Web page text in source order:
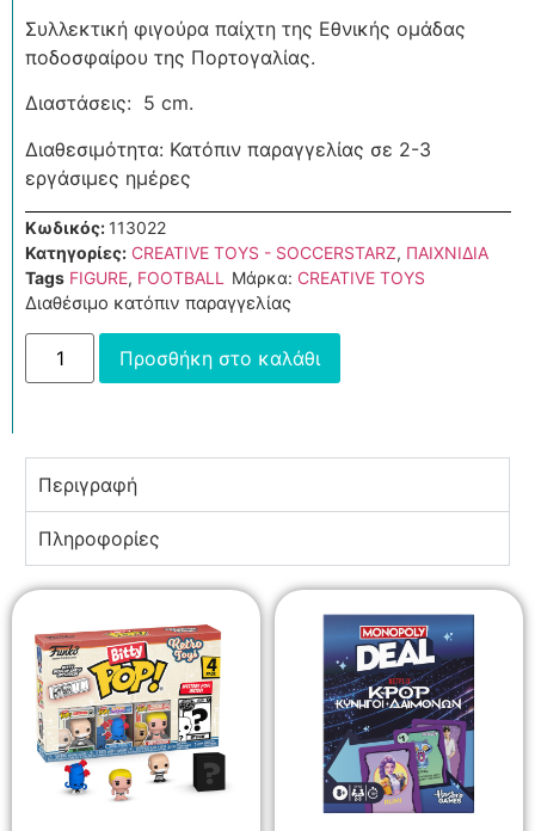
Συλλεκτική φιγούρα παίχτη της Εθνικής ομάδας
ποδοσφαίρου της Πορτογαλίας.
Διαστάσεις: 5 cm.
Διαθεσιμότητα: Κατόπιν παραγγελίας σε 2-3
εργάσιμες ημέρες
Κωδικός: 113022
Κατηγορίες: CREATIVE TOYS - SOCCERSTARZ, ΠΑΙΧΝΙΔΙΑ
Tags FIGURE, FOOTBALL Μάρκα: CREATIVE TOYS
Διαθέσιμο κατόπιν παραγγελίας
Προσθήκη στο καλάθι
Περιγραφή
Πληροφορίες